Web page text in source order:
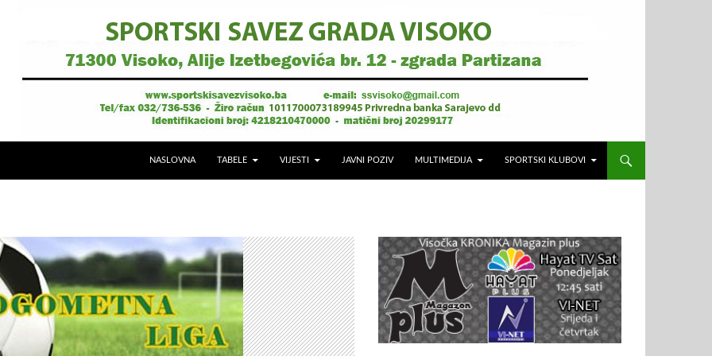
NASLOVNA TABELE VIJESTI JAVNI POZIV MULTIMEDIJA SPORTSKI KLUBOVI